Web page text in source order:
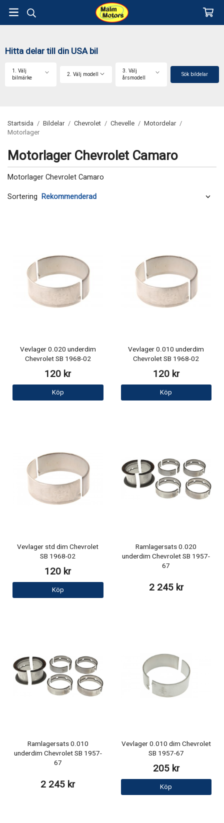
Hitta delar till din USA bil
1. Välj
bilmärke
2. Välj modell
3. Välj
årsmodell
Sök bildelar
Startsida / Bildelar / Chevrolet / Chevelle / Motordelar /
Motorlager
Motorlager Chevrolet Camaro
Motorlager Chevrolet Camaro
Sortering
Vevlager 0.020 underdim
Chevrolet SB 1968-02
120 kr
Köp
Vevlager 0.010 underdim
Chevrolet SB 1968-02
120 kr
Köp
Vevlager std dim Chevrolet
SB 1968-02
120 kr
Köp
Ramlagersats 0.020
underdim Chevrolet SB 1957-
67
2 245 kr
Ramlagersats 0.010
underdim Chevrolet SB 1957-
67
2 245 kr
Vevlager 0.010 dim Chevrolet
SB 1957-67
205 kr
Köp